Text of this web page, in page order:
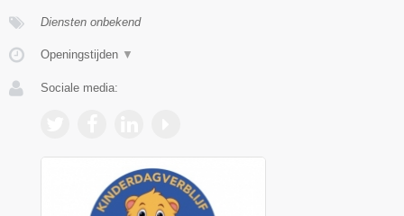
Diensten onbekend
Openingstijden ▼
Sociale media: